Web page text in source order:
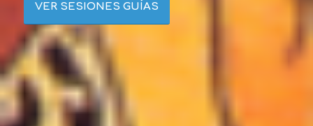
VER SESIONES GUÍAS